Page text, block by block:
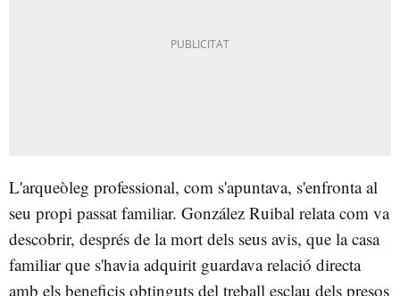
L'arqueòleg professional, com s'apuntava, s'enfronta al
seu propi passat familiar. González Ruibal relata com va
descobrir, després de la mort dels seus avis, que la casa
familiar que s'havia adquirit guardava relació directa
amb els beneficis obtinguts del treball esclau dels presos